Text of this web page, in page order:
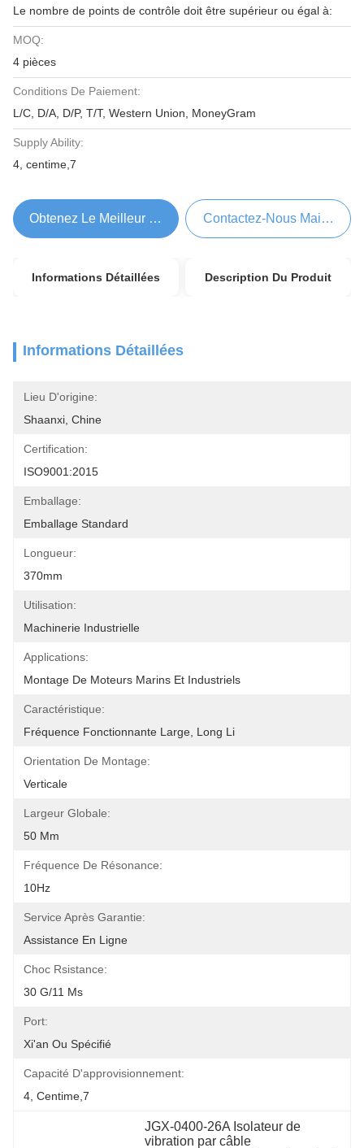
Le nombre de points de contrôle doit être supérieur ou égal à:
MOQ:
4 pièces
Conditions De Paiement:
L/C, D/A, D/P, T/T, Western Union, MoneyGram
Supply Ability:
4, centime,7
Obtenez Le Meilleur Prix Contactez-Nous Maintenant
Informations Détaillées Description Du Produit
Informations Détaillées
Lieu D'origine:
Shaanxi, Chine
Certification:
ISO9001:2015
Emballage:
Emballage Standard
Longueur:
370mm
Utilisation:
Machinerie Industrielle
Applications:
Montage De Moteurs Marins Et Industriels
Caractéristique:
Fréquence Fonctionnante Large, Long Li
Orientation De Montage:
Verticale
Largeur Globale:
50 Mm
Fréquence De Résonance:
10Hz
Service Après Garantie:
Assistance En Ligne
Choc Rsistance:
30 G/11 Ms
Port:
Xi'an Ou Spécifié
Capacité D'approvisionnement:
4, Centime,7
JGX-0400-26A Isolateur de
vibration par câble